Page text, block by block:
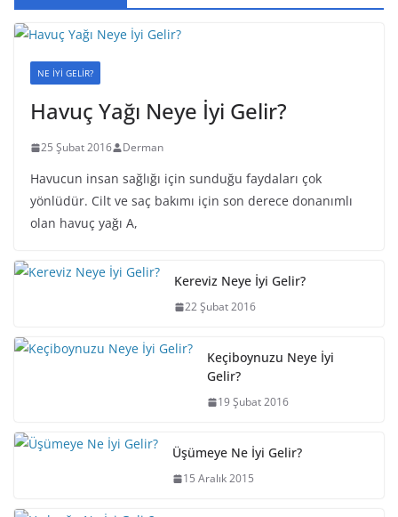
NE İYİ GELİR?
Havuç Yağı Neye İyi Gelir?
25 Şubat 2016 Derman
Havucun insan sağlığı için sunduğu faydaları çok
yönlüdür. Cilt ve saç bakımı için son derece donanımlı
olan havuç yağı A,
Kereviz Neye İyi Gelir?
22 Şubat 2016
Keçiboynuzu Neye İyi
Gelir?
19 Şubat 2016
Üşümeye Ne İyi Gelir?
15 Aralık 2015